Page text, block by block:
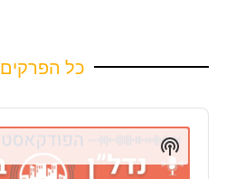
כל הפרקים
Audio
Player
Show
Podcast